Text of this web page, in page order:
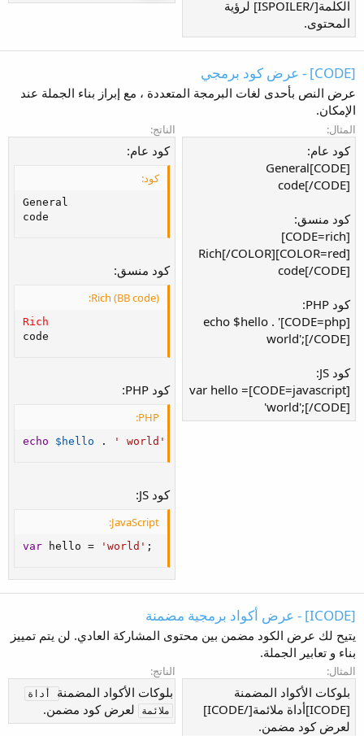
الكلمة[/ISPOILER] لرؤية
المحتوى.
[CODE] - عرض كود برمجي
عرض النص بأحدى لغات البرمجة المتعددة ، مع إبراز بناء الجملة عند
الإمكان.
المثال:
كود عام:
[CODE]General
code[/CODE]
كود منسق:
[CODE=rich]
[COLOR=red]Rich[/COLOR]
code[/CODE]
كود PHP:
[CODE=php]echo $hello . '
world';[/CODE]
كود JS:
[CODE=javascript]var hello =
'world';[/CODE]
الناتج:
كود عام:
كود:
General
code
كود منسق:
Rich (BB code):
Rich
code
كود PHP:
PHP:
echo $hello . ' world'
كود JS:
JavaScript:
var hello = 'world' ;
[ICODE] - عرض أكواد برمجية مضمنة
يتيح لك عرض الكود مضمن بين محتوى المشاركة العادي. لن يتم تمييز
بناء و تعابير الجملة.
المثال:
بلوكات الأكواد المضمنة
[ICODE]أداة ملائمة[/ICODE]
لعرض كود مضمن.
الناتج:
بلوكات الأكواد المضمنة
ملائمة
لعرض كود مضمن.